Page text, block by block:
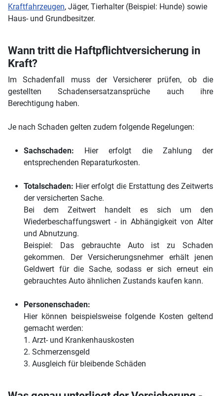
Kraftfahrzeugen, Jäger, Tierhalter (Beispiel: Hunde) sowie
Haus- und Grundbesitzer.
Wann tritt die Haftpflichtversicherung in
Kraft?
Im Schadenfall muss der Versicherer prüfen, ob die
gestellten Schadensersatzansprüche auch ihre
Berechtigung haben.
Je nach Schaden gelten zudem folgende Regelungen:
Sachschaden: Hier erfolgt die Zahlung der
entsprechenden Reparaturkosten.
Totalschaden: Hier erfolgt die Erstattung des Zeitwerts
der versicherten Sache.
Bei dem Zeitwert handelt es sich um den
Wiederbeschaffungswert - in Abhängigkeit von Alter
und Abnutzung.
Beispiel: Das gebrauchte Auto ist zu Schaden
gekommen. Der Versicherungsnehmer erhält jenen
Geldwert für die Sache, sodass er sich erneut ein
gebrauchtes Auto ähnlichen Zustands kaufen kann.
Personenschaden:
Hier können beispielsweise folgende Kosten geltend
gemacht werden:
1. Arzt- und Krankenhauskosten
2. Schmerzensgeld
3. Ausgleich für bleibende Schäden